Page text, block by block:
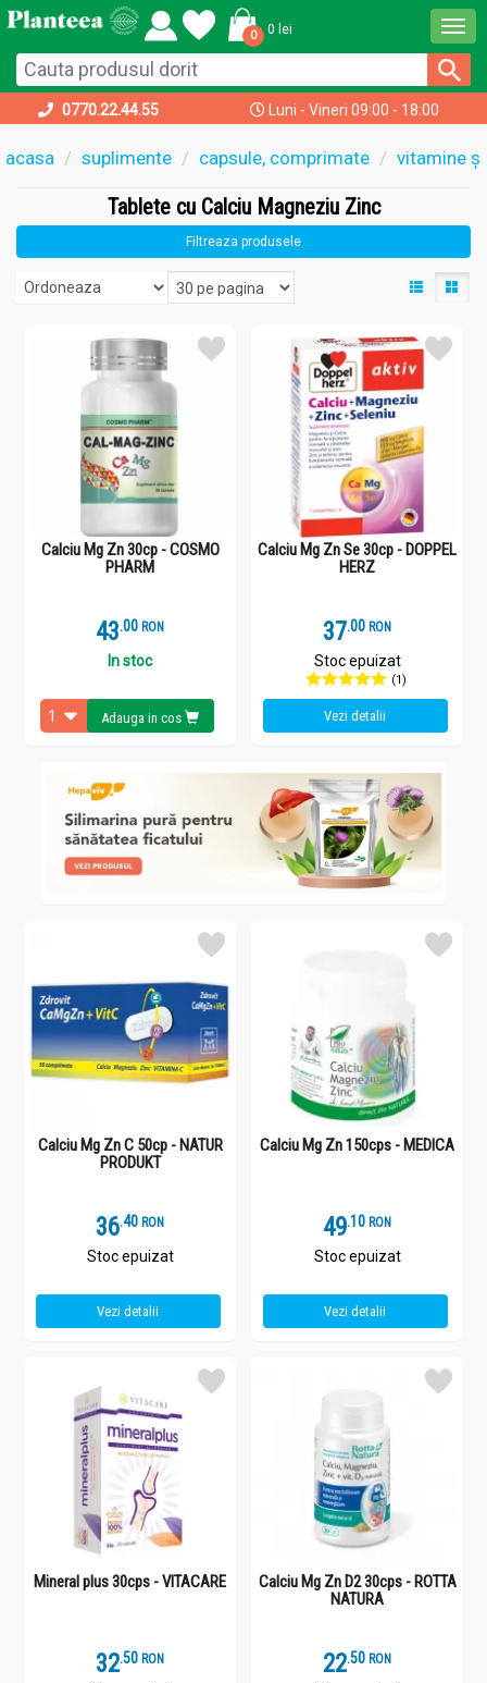
0 0 lei
0770.22.44.55 Luni - Vineri 09:00 - 18:00
acasa suplimente capsule, comprimate vitamine
Tablete cu Calciu Magneziu Zinc
Filtreaza produsele
Calciu Mg Zn 30cp - COSMO
PHARM
43.0 RON
In stoc
Adauga in cos
Calciu Mg Zn Se 30cp - DOPPEL
HERZ
37.0 RON
Stoc epuizat
(1)
Vezi detalii
Calciu Mg Zn C 50cp - NATUR
PRODUKT
36.4 RON
Stoc epuizat
Vezi detalii
Calciu Mg Zn 150cps - MEDICA
49.1 RON
Stoc epuizat
Vezi detalii
Mineral plus 30cps - VITACARE
32.5 RON
Calciu Mg Zn D2 30cps - ROTTA
NATURA
22.5 RON